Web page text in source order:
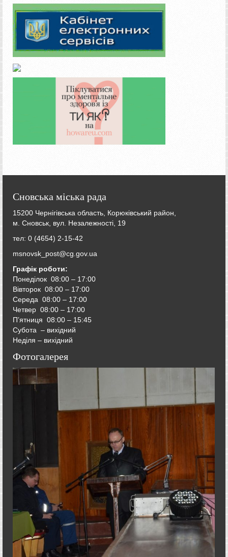
Сновська міська рада
15200 Чернігівська область, Корюківський район,
м. Сновськ, вул. Незалежності, 19
тел: 0 (4654) 2-15-42
msnovsk_post@cg.gov.ua
Графік роботи:
Понеділок 08:00 – 17:00
Вівторок 08:00 – 17:00
Середа 08:00 – 17:00
Четвер 08:00 – 17:00
П’ятниця 08:00 – 15:45
Субота – вихідний
Неділя – вихідний
Фотогалерея